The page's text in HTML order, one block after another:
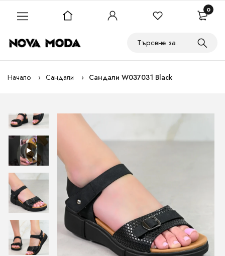
Начало Сандали Сандали W037031 Black
0